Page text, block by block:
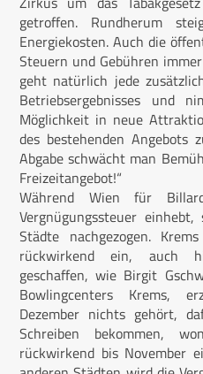
getroffen. Rundherum
Energiekosten. Auch die
Steuern und Gebühren
geht natürlich jede
Betriebsergebnisses und
Möglichkeit in neue
des bestehenden Angebots
Abgabe schwächt man
Freizeitangebot!“
Während Wien für
Vergnügungssteuer
Städte nachgezogen.
rückwirkend ein, auch
geschaffen, wie Birgit
Bowlingcenters Krems,
Dezember nichts gehört,
Schreiben bekommen,
rückwirkend bis November